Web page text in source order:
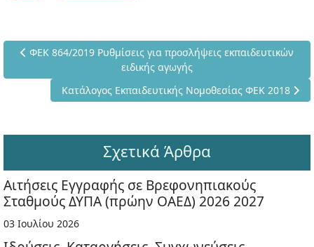
Προηγούμενο άρθρο: ΦΕΚ 864/2019 Ρυθμίσεις για προσλήψεις
ΦΕΚ 864/2019 Ρυθμίσεις για προσλήψεις εκπαιδευτικών
ειδικής αγωγής
Επόμενο άρθρο: Κατάλογος Εκπαιδευτικής
Κατάλογος Εκπαιδευτικής Νομοθεσίας ΦΕΚ 2018
Σχετικά Άρθρα
Αιτήσεις Εγγραφής σε Βρεφονηπιακούς
Σταθμούς ΔΥΠΑ (πρώην ΟΑΕΔ) 2026 2027
03 Ιουλίου 2026